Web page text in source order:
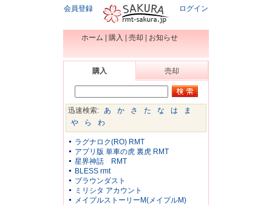
会員登録 ログイン
ホーム 購入 売却 お知らせ
購入 売却
迅速検索: あ か さ た な は
ま
や
ら わ
ラグナロク(RO) RMT
アプリ版 単車の虎 裏虎 RMT
星界神話 RMT
BLESS rmt
ブラウンダスト
ミリシタ アカウント
メイプルストーリーM(メイプルM)